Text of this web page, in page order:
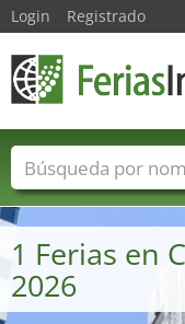
1 Ferias en
2026
Login Registrado
Nombres de ferias
Sectores de ferias
Sectores de